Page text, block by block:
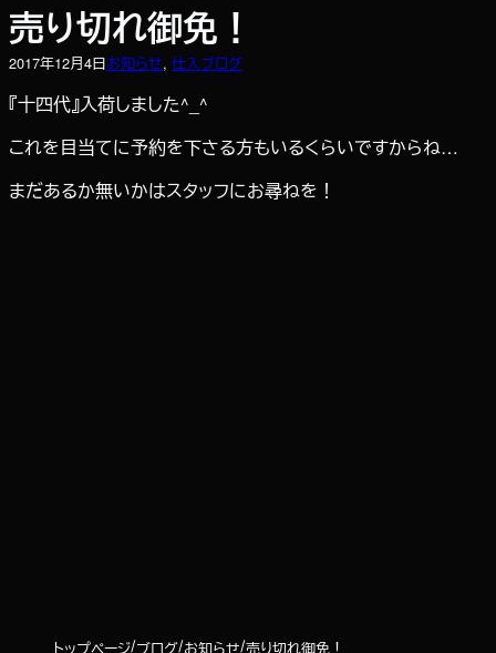
売り切れ御免！
2017年12月4日お知らせ, 仕入ブログ
『十四代』入荷しました^_^
これを目当てに予約を下さる方もいるくらいですからね…
まだあるか無いかはスタッフにお尋ねを！
トップページ ブログ お知らせ 売り切れ御免！